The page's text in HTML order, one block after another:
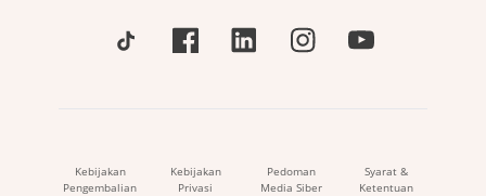
Kebijakan
Pengembalian
Kebijakan
Privasi
Pedoman
Media Siber
Syarat &
Ketentuan